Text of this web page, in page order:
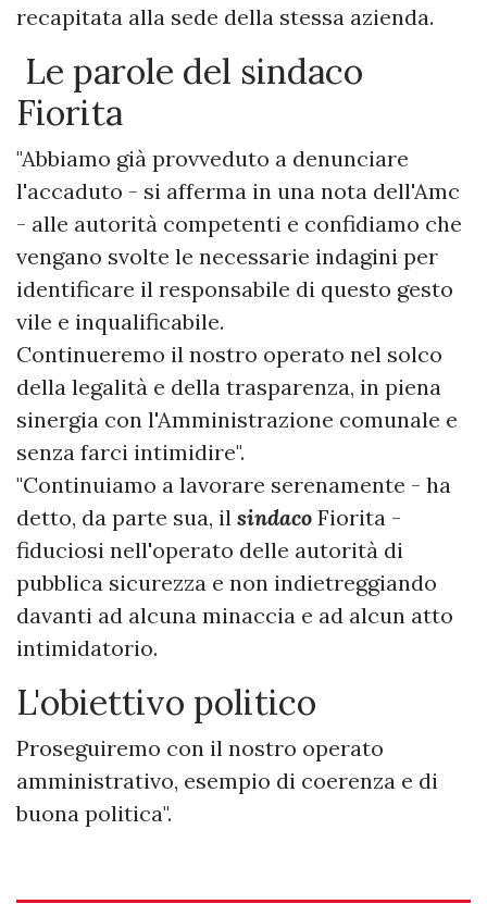
recapitata alla sede della stessa azienda.
Le parole del sindaco
Fiorita
"Abbiamo già provveduto a denunciare
l'accaduto - si afferma in una nota dell'Amc
- alle autorità competenti e confidiamo che
vengano svolte le necessarie indagini per
identificare il responsabile di questo gesto
vile e inqualificabile.
Continueremo il nostro operato nel solco
della legalità e della trasparenza, in piena
sinergia con l'Amministrazione comunale e
senza farci intimidire".
"Continuiamo a lavorare serenamente - ha
detto, da parte sua, il sindaco Fiorita -
fiduciosi nell'operato delle autorità di
pubblica sicurezza e non indietreggiando
davanti ad alcuna minaccia e ad alcun atto
intimidatorio.
L'obiettivo politico
Proseguiremo con il nostro operato
amministrativo, esempio di coerenza e di
buona politica".